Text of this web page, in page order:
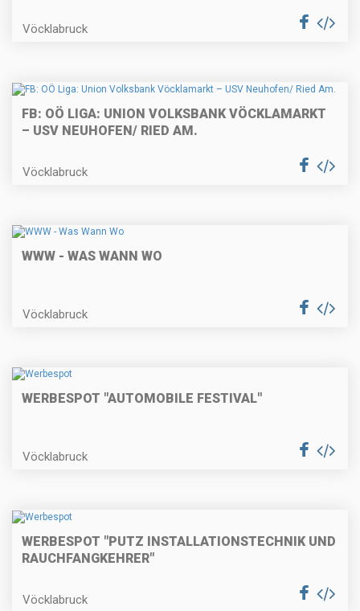
Vöcklabruck
FB: OÖ LIGA: UNION VOLKSBANK VÖCKLAMARKT
– USV NEUHOFEN/ RIED AM.
Vöcklabruck
WWW - WAS WANN WO
Vöcklabruck
WERBESPOT "AUTOMOBILE FESTIVAL"
Vöcklabruck
WERBESPOT "PUTZ INSTALLATIONSTECHNIK UND
RAUCHFANGKEHRER"
Vöcklabruck